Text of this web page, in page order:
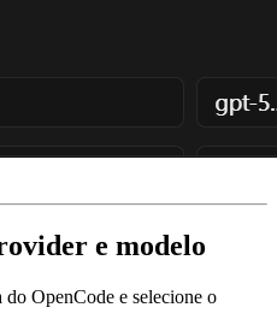
e modelo
do OpenCode e selecione o